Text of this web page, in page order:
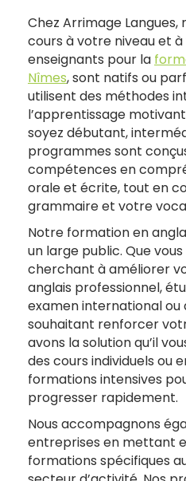
Chez Arrimage Langues,
cours à votre niveau et à
enseignants pour la
Nîmes, sont natifs ou
utilisent des méthodes
l’apprentissage
soyez débutant,
programmes sont
compétences en
orale et écrite, tout en
grammaire et votre
Notre formation en
un large public. Que
cherchant à améliorer
anglais professionnel,
examen international ou
souhaitant renforcer
avons la solution qu’il
des cours individuels ou
formations intensives
progresser rapidement.
Nous accompagnons
entreprises en mettant
formations spécifiques